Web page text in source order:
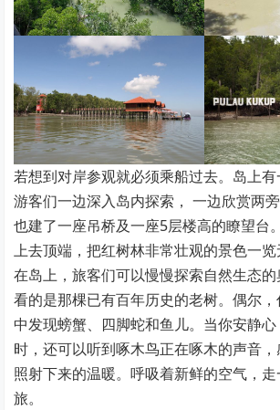
若想到对岸参观就必须乘船过去。岛上
游客们一边深入岛内探索， 一边欣赏两
也建了一座吊桥及一座5层楼高的瞭望台
上去顶端，把红树林非常壮观的景色一览
在岛上，旅客们可以慢慢探索自然生态
看的是那棵已有百年历史的老树。偶尔
中发现螃蟹、四脚蛇和鱼儿。当你安静
时，还可以听到啄木鸟正在啄木的声音
照射下来的温暖。呼吸着新鲜的空气，
旅。